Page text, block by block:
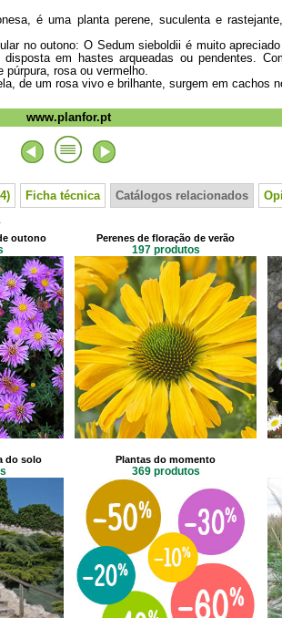
é uma planta perene, suculenta e
no outono: O Sedum sieboldii é muito
disposta em hastes arqueadas ou pendentes.
púrpura, rosa ou vermelho.
de um rosa vivo e brilhante, surgem em cachos
www.planfor.pt
Ficha técnica Catálogos relacionados
outono Perenes de floração de verão
197 produtos
do solo Plantas do momento
369 produtos